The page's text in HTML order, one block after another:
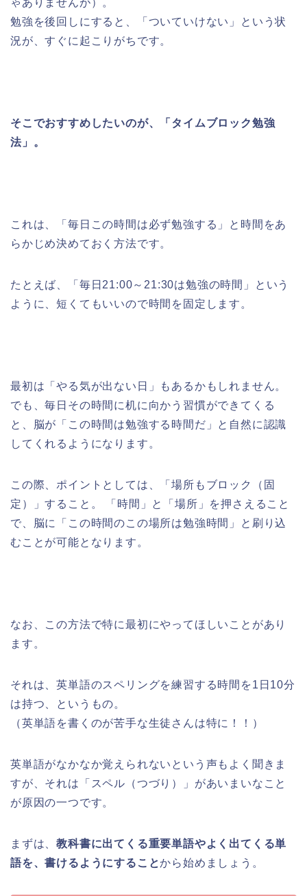
ゃありませんが）。
勉強を後回しにすると、「ついていけない」という状
況が、すぐに起こりがちです。
そこでおすすめしたいのが、「タイムブロック勉強
法」。
これは、「毎日この時間は必ず勉強する」と時間をあ
らかじめ決めておく方法です。
たとえば、「毎日21:00～21:30は勉強の時間」という
ように、短くてもいいので時間を固定します。
最初は「やる気が出ない日」もあるかもしれません。
でも、毎日その時間に机に向かう習慣ができてくる
と、脳が「この時間は勉強する時間だ」と自然に認識
してくれるようになります。
この際、ポイントとしては、「場所もブロック（固
定）」すること。 「時間」と「場所」を押さえること
で、脳に「この時間のこの場所は勉強時間」と刷り込
むことが可能となります。
なお、この方法で特に最初にやってほしいことがあり
ます。
それは、英単語のスペリングを練習する時間を1日10分
は持つ、というもの。
（英単語を書くのが苦手な生徒さんは特に！！）
英単語がなかなか覚えられないという声もよく聞きま
すが、それは「スペル（つづり）」があいまいなこと
が原因の一つです。
まずは、教科書に出てくる重要単語やよく出てくる単
語を、書けるようにすることから始めましょう。